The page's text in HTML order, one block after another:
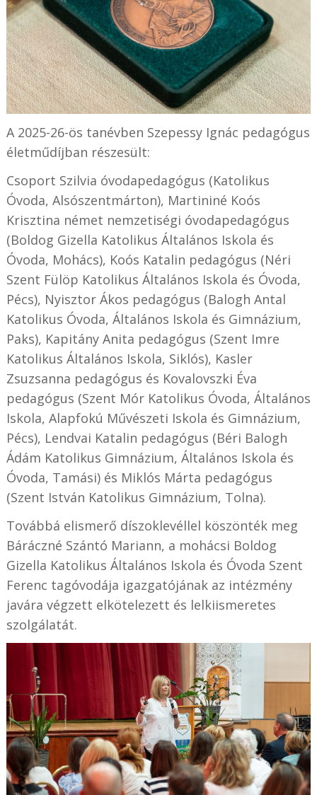
A 2025-26-ös tanévben Szepessy Ignác pedagógus
életműdíjban részesült:
Csoport Szilvia óvodapedagógus (Katolikus
Óvoda, Alsószentmárton), Martininé Koós
Krisztina német nemzetiségi óvodapedagógus
(Boldog Gizella Katolikus Általános Iskola és
Óvoda, Mohács), Koós Katalin pedagógus (Néri
Szent Fülöp Katolikus Általános Iskola és Óvoda,
Pécs), Nyisztor Ákos pedagógus (Balogh Antal
Katolikus Óvoda, Általános Iskola és Gimnázium,
Paks), Kapitány Anita pedagógus (Szent Imre
Katolikus Általános Iskola, Siklós), Kasler
Zsuzsanna pedagógus és Kovalovszki Éva
pedagógus (Szent Mór Katolikus Óvoda, Általános
Iskola, Alapfokú Művészeti Iskola és Gimnázium,
Pécs), Lendvai Katalin pedagógus (Béri Balogh
Ádám Katolikus Gimnázium, Általános Iskola és
Óvoda, Tamási) és Miklós Márta pedagógus
(Szent István Katolikus Gimnázium, Tolna).
Továbbá elismerő díszoklevéllel köszönték meg
Báráczné Szántó Mariann, a mohácsi Boldog
Gizella Katolikus Általános Iskola és Óvoda Szent
Ferenc tagóvodája igazgatójának az intézmény
javára végzett elkötelezett és lelkiismeretes
szolgálatát.